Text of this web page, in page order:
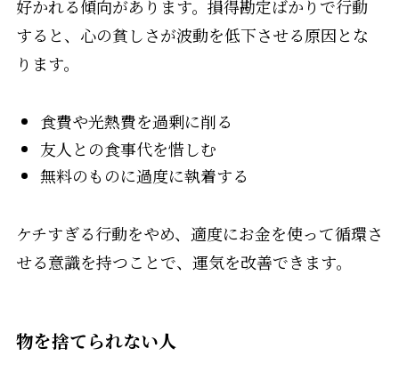
好かれる傾向があります。損得勘定ばかりで行動
すると、心の貧しさが波動を低下させる原因とな
ります。
食費や光熱費を過剰に削る
友人との食事代を惜しむ
無料のものに過度に執着する
ケチすぎる行動をやめ、適度にお金を使って循環さ
せる意識を持つことで、運気を改善できます。
物を捨てられない人